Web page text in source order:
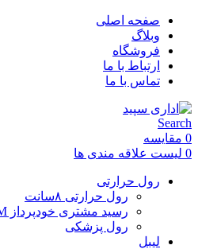
صفحه اصلی
وبلاگ
فروشگاه
ارتباط با ما
تماس با ما
Search
0 مقایسه
0 لیست علاقه مندی ها
رول حرارتی
رول حرارتی ۸سانت
رسید مشتری خودپرداز ATM
رول پزشکی
لیبل